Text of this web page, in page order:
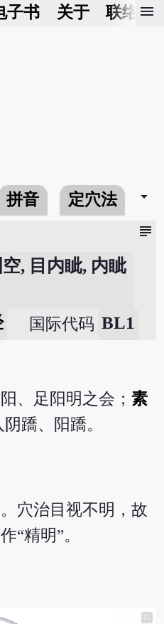
子书 关于 联络我
menu
拼音 定穴法 arrow_drop_down
subject
, 目内眦, 内眦
国际代码 BL1
、足阳明之会；素
蹻、阳蹻。
穴治目视不明，故
“精明”。